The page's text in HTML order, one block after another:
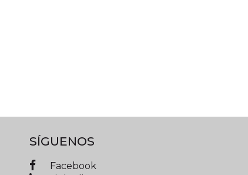
SÍGUENOS
Facebook